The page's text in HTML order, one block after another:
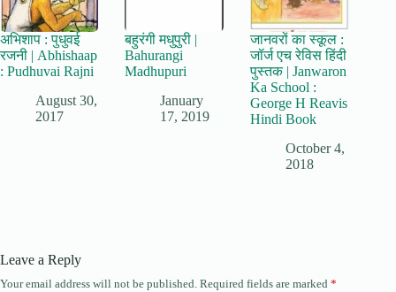
अभिशाप : पुधुवई
रजनी | Abhishaap
: Pudhuvai Rajni
August 30,
2017
बहुरंगी मधुपुरी |
Bahurangi
Madhupuri
January
17, 2019
जानवरों का स्कूल :
जॉर्ज एच रेविस हिंदी
पुस्तक | Janwaron
Ka School :
George H Reavis
Hindi Book
October 4,
2018
Leave a Reply
Your email address will not be published. Required fields are marked *